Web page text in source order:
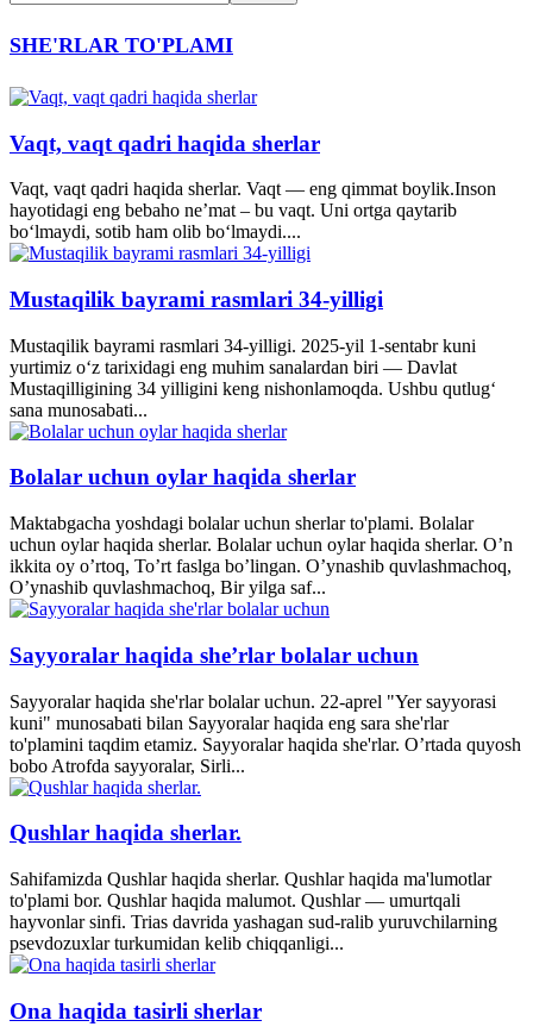
SHE'RLAR TO'PLAMI
Vaqt, vaqt qadri haqida sherlar
Vaqt, vaqt qadri haqida sherlar. Vaqt — eng qimmat boylik.Inson
hayotidagi eng bebaho ne’mat – bu vaqt. Uni ortga qaytarib
bo‘lmaydi, sotib ham olib bo‘lmaydi....
Mustaqilik bayrami rasmlari 34-yilligi
Mustaqilik bayrami rasmlari 34-yilligi. 2025-yil 1-sentabr kuni
yurtimiz o‘z tarixidagi eng muhim sanalardan biri — Davlat
Mustaqilligining 34 yilligini keng nishonlamoqda. Ushbu qutlug‘
sana munosabati...
Bolalar uchun oylar haqida sherlar
Maktabgacha yoshdagi bolalar uchun sherlar to'plami. Bolalar
uchun oylar haqida sherlar. Bolalar uchun oylar haqida sherlar. O’n
ikkita oy o’rtoq, To’rt faslga bo’lingan. O’ynashib quvlashmachoq,
O’ynashib quvlashmachoq, Bir yilga saf...
Sayyoralar haqida she’rlar bolalar uchun
Sayyoralar haqida she'rlar bolalar uchun. 22-aprel "Yer sayyorasi
kuni" munosabati bilan Sayyoralar haqida eng sara she'rlar
to'plamini taqdim etamiz. Sayyoralar haqida she'rlar. O’rtada quyosh
bobo Atrofda sayyoralar, Sirli...
Qushlar haqida sherlar.
Sahifamizda Qushlar haqida sherlar. Qushlar haqida ma'lumotlar
to'plami bor. Qushlar haqida malumot. Qushlar — umurtqali
hayvonlar sinfi. Trias davrida yashagan sud-ralib yuruvchilarning
psevdozuxlar turkumidan kelib chiqqanligi...
Ona haqida tasirli sherlar